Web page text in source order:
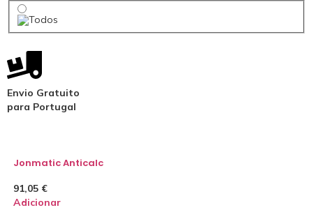
Envio Gratuito
para Portugal
Jonmatic Anticalc
91,05 €
Adicionar